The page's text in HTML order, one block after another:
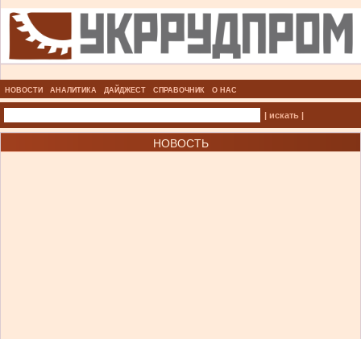
НОВОСТИ АНАЛИТИКА ДАЙДЖЕСТ СПРАВОЧНИК О НАС
| искать |
НОВОСТЬ